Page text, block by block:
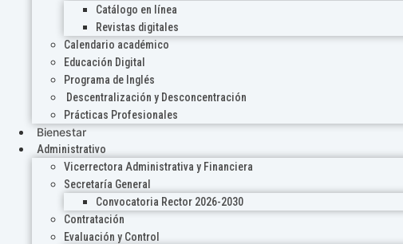
Catálogo en línea
Revistas digitales
Calendario académico
Educación Digital
Programa de Inglés
Descentralización y Desconcentración
Prácticas Profesionales
Bienestar
Administrativo
Vicerrectora Administrativa y Financiera
Secretaría General
Convocatoria Rector 2026-2030
Contratación
Evaluación y Control